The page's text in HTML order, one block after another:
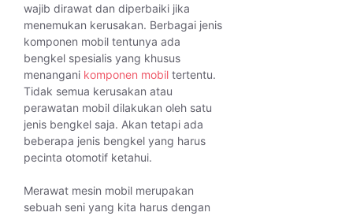
wajib dirawat dan diperbaiki jika
menemukan kerusakan. Berbagai jenis
komponen mobil tentunya ada
bengkel spesialis yang khusus
menangani komponen mobil tertentu.
Tidak semua kerusakan atau
perawatan mobil dilakukan oleh satu
jenis bengkel saja. Akan tetapi ada
beberapa jenis bengkel yang harus
pecinta otomotif ketahui.
Merawat mesin mobil merupakan
sebuah seni yang kita harus dengan